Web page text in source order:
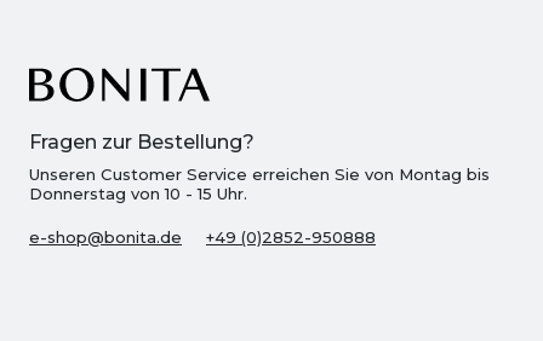
Fragen zur Bestellung?
Unseren Customer Service erreichen Sie von Montag bis
Donnerstag von 10 - 15 Uhr.
e-shop@bonita.de +49 (0)2852-950888